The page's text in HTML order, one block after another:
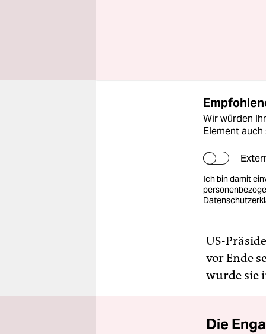
dem
an die
Wir würden
Element auch
Ich bin damit
US-
vor Ende
wurde sie
Die